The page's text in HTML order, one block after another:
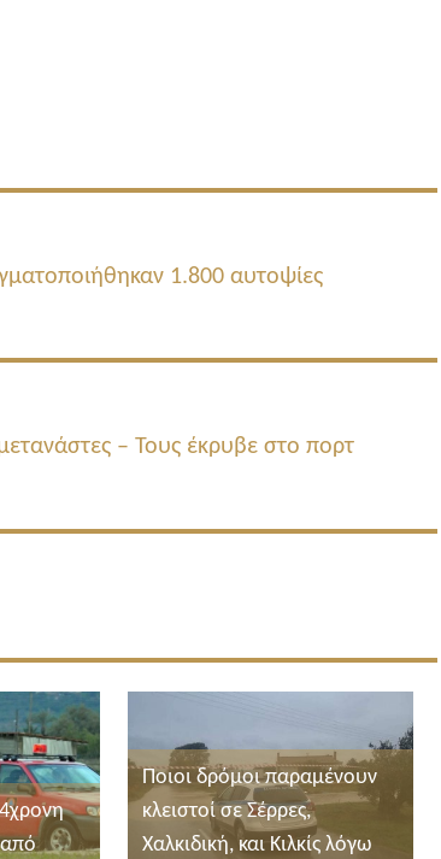
1.800 αυτοψίες
– Τους έκρυβε στο πορτ
Ποιοι δρόμοι παραμένουν
κλειστοί σε Σέρρες,
Χαλκιδική, και Κιλκίς λόγω